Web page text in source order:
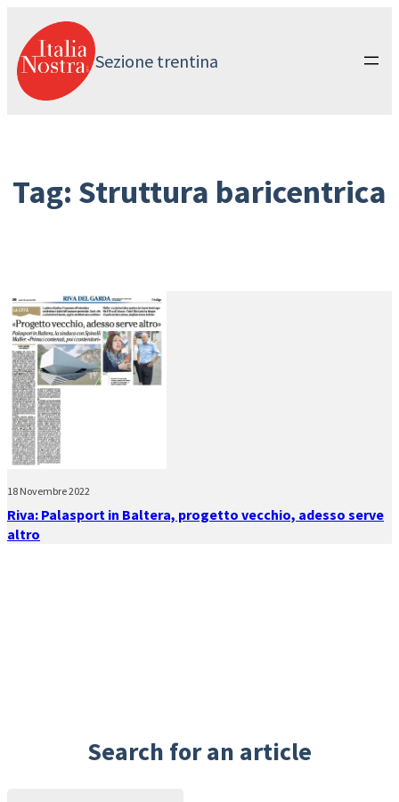
contenuto
Sezione trentina
Tag: Struttura baricentrica
18 Novembre 2022
Riva: Palasport in Baltera, progetto vecchio, adesso serve
altro
Search for an article